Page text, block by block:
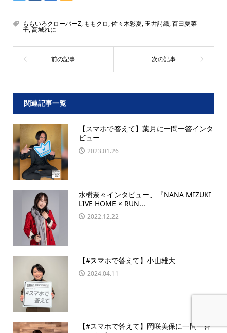
ももいろクローバーZ, ももクロ,佐々木彩夏, 玉井詩織,百田夏菜
子,高城れに
関連記事一覧
【スマホで答えて】葉月に一問一答インタ
ビュー
2023.01.26
水樹奈々インタビュー、『NANA MIZUKI
LIVE HOME × RUN...
2022.12.22
【#スマホで答えて】小山雄大
2024.04.11
【#スマホで答えて】岡咲美保に一問一答